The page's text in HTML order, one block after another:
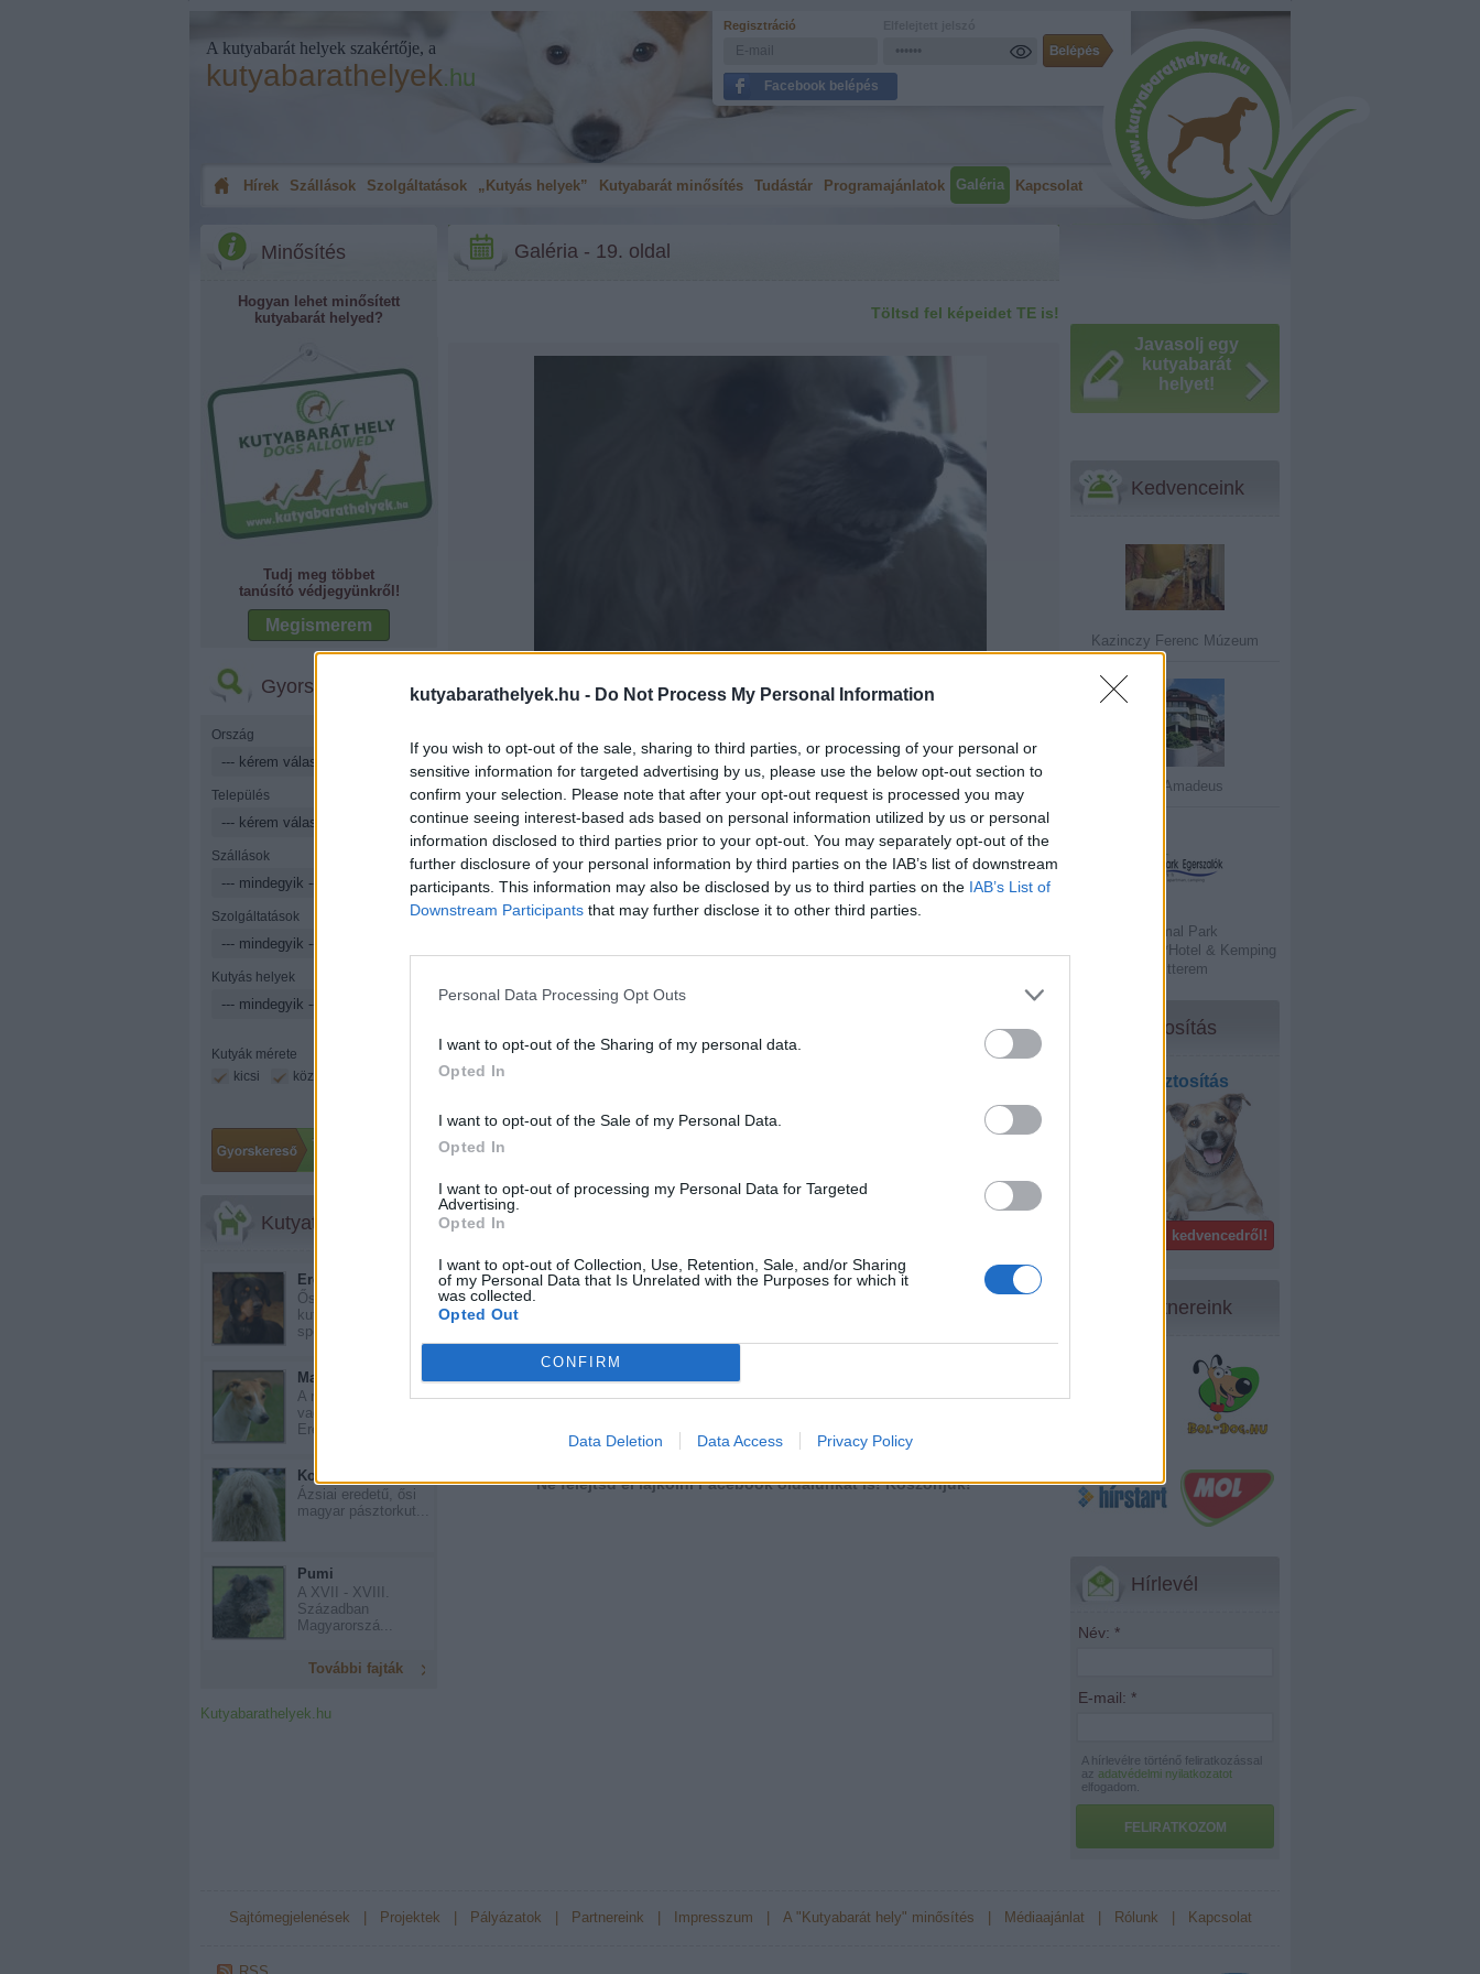
kutyabarathelyek.hu - Do Not Process My Personal Information
If you wish to opt-out of the sale, sharing to third parties, or processing of your personal or
sensitive information for targeted advertising by us, please use the below opt-out section to
confirm your selection. Please note that after your opt-out request is processed you may
continue seeing interest-based ads based on personal information utilized by us or personal
information disclosed to third parties prior to your opt-out. You may separately opt-out of the
further disclosure of your personal information by third parties on the IAB’s list of downstream
participants. This information may also be disclosed by us to third parties on the IAB’s List of
Downstream Participants that may further disclose it to other third parties.
Personal Data Processing Opt Outs
I want to opt-out of the Sharing of my personal data.
Opted In
I want to opt-out of the Sale of my Personal Data.
Opted In
I want to opt-out of processing my Personal Data for Targeted
Advertising.
Opted In
I want to opt-out of Collection, Use, Retention, Sale, and/or Sharing
of my Personal Data that Is Unrelated with the Purposes for which it
was collected.
Opted Out
CONFIRM
Data Deletion Data Access Privacy Policy
A kutyabarát helyek szakértője, a
kutyabarathelyek.hu
Regisztráció
Facebook belépés
Hírek Szállások Szolgáltatások „Kutyás helyek” Kutyabarát minősítés Tudástár Programajánlatok Galéria Kapcsolat
Minősítés
Hogyan lehet minősített
kutyabarát helyed?
Tudj meg többet
tanúsító védjegyünkről!
Megismerem
Gyorskereső
Ország
Település
Szállások
Szolgáltatások
Kutyás helyek
Kutyák mérete
kicsi
közepes
Kutyatár
Erdélyi kopó
Ősi magyar
kutyafajta, amelyet a
spec...
Magyar agár
A magyar agár ősi
vadászkutya.
Eredet...
Komondor
Ázsiai eredetű, ősi
magyar pásztorkut...
Pumi
A XVII - XVIII.
Században
Magyarorszá...
További fajták
Kutyabarathelyek.hu
Galéria - 19. oldal
Töltsd fel képeidet TE is!
Még több Galéria ...14 15
Lájkoláshoz és a kép megosztásához kattints a képre.
Ne felejtsd el lájkolni Facebook oldalunkat is! Köszönjük!
Javasolj egy
kutyabarát
helyet!
Kedvenceink
Kazinczy Ferenc Múzeum
Hotel Amadeus
Thermal Park
Egerszalók****Hotel & Kemping
& Étterem
Biztosítás
Kisállat biztosítás
Gondoskodj kedvencedről!
Partnereink
Hírlevél
Név: *
E-mail: *
A hírlevélre történő feliratkozással
az adatvédelmi nyilatkozatot
elfogadom.
FELIRATKOZOM
Sajtómegjelenések Projektek Pályázatok Partnereink Impresszum A "Kutyabarát hely" minősítés Médiaajánlat| Rólunk Kapcsolat